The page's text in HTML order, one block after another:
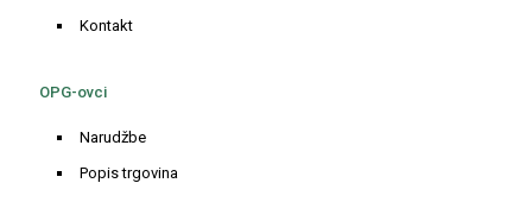
Kontakt
OPG-ovci
Narudžbe
Popis trgovina